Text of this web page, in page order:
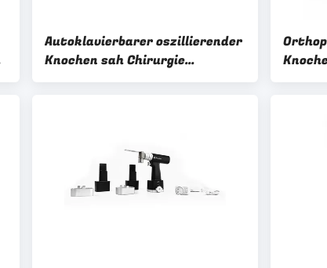
Autoklavierbarer oszillierender
Knochen sah Chirurgie
18000rpm Ruijin